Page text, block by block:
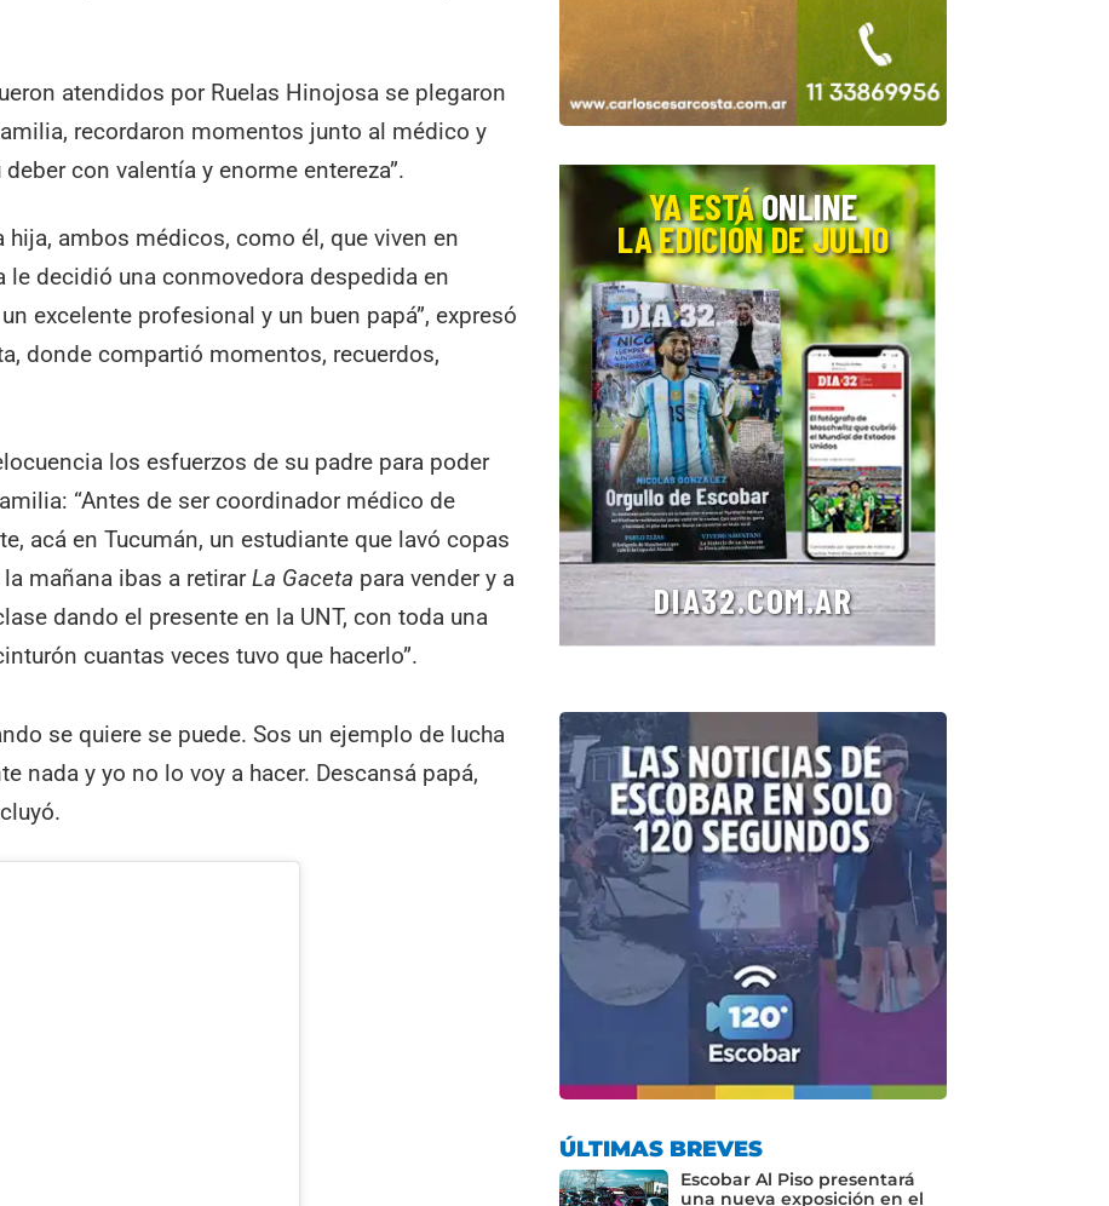
atendidos por Ruelas Hinojosa se plegaron
recordaron momentos junto al médico y
con valentía y enorme entereza”.
ambos médicos, como él, que viven en
le decidió una conmovedora despedida en
excelente profesional y un buen papá”, expresó
donde compartió momentos, recuerdos,
los esfuerzos de su padre para poder
“Antes de ser coordinador médico de
acá en Tucumán, un estudiante que lavó copas
mañana ibas a retirarLa Gaceta para vender y a
dando el presente en la UNT, con toda una
cuantas veces tuvo que hacerlo”.
se quiere se puede. Sos un ejemplo de lucha
nada y yo no lo voy a hacer. Descansá papá,
ÚLTIMAS BREVES
Escobar Al Piso presentará
una nueva exposición en el